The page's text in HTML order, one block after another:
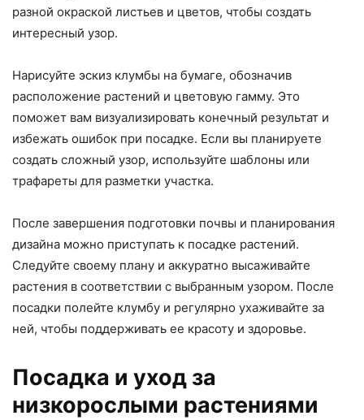
разной окраской листьев и цветов, чтобы создать
интересный узор.
Нарисуйте эскиз клумбы на бумаге, обозначив
расположение растений и цветовую гамму. Это
поможет вам визуализировать конечный результат и
избежать ошибок при посадке. Если вы планируете
создать сложный узор, используйте шаблоны или
трафареты для разметки участка.
После завершения подготовки почвы и планирования
дизайна можно приступать к посадке растений.
Следуйте своему плану и аккуратно высаживайте
растения в соответствии с выбранным узором. После
посадки полейте клумбу и регулярно ухаживайте за
ней, чтобы поддерживать ее красоту и здоровье.
Посадка и уход за
низкорослыми растениями